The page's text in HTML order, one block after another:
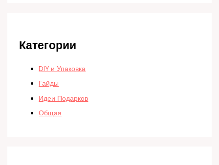
Категории
DIY и Упаковка
Гайды
Идеи Подарков
Общая